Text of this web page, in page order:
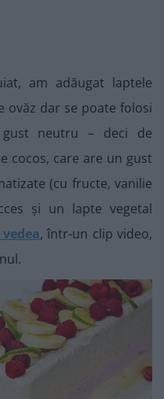
am adăugat laptele
ovăz dar se poate folosi
neutru – deci de
cocos, care are un gust
(cu fructe, vanilie
și un lapte vegetal
, într-un clip video,